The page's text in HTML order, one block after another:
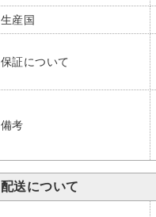
生産国
保証について
備考
配送について